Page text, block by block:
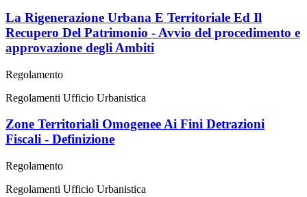
La Rigenerazione Urbana E Territoriale Ed Il
Recupero Del Patrimonio - Avvio del procedimento e
approvazione degli Ambiti
Regolamento
Regolamenti Ufficio Urbanistica
Zone Territoriali Omogenee Ai Fini Detrazioni
Fiscali - Definizione
Regolamento
Regolamenti Ufficio Urbanistica